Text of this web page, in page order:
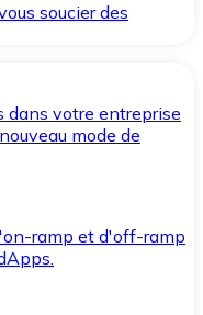
soucier des
dans votre entreprise
mode de
ramp et d'off-ramp